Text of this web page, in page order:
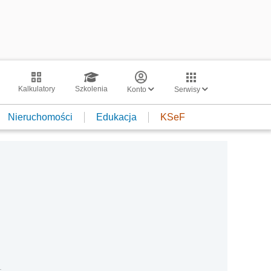
Kalkulatory Szkolenia Konto Serwisy
Nieruchomości Edukacja KSeF